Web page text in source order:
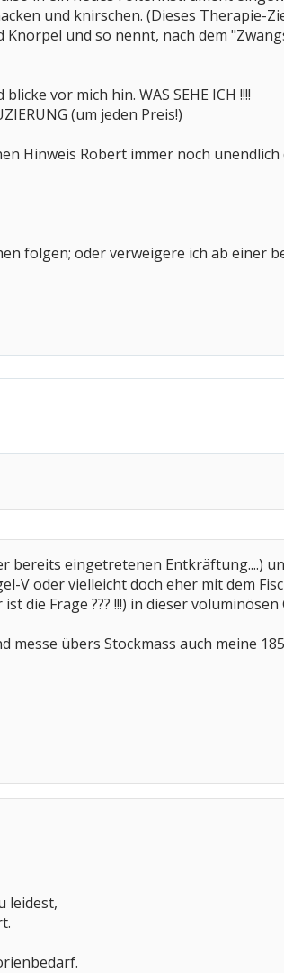
und knirschen. (Dieses Therapie-
Knorpel und so nennt, nach dem
vor mich hin. WAS SEHE ICH !!!!
(um jeden Preis!)
Hinweis Robert immer noch unendlich
folgen; oder verweigere ich ab einer
bereits eingetretenen Entkräftung....)
V oder vielleicht doch eher mit dem
die Frage ??? !!!) in dieser
messe übers Stockmass auch meine
leidest,